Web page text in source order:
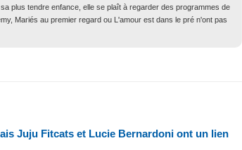
plus tendre enfance, elle se plaît à regarder des programmes de
Mariés au premier regard ou L'amour est dans le pré n'ont pas
Juju Fitcats et Lucie Bernardoni ont un lien